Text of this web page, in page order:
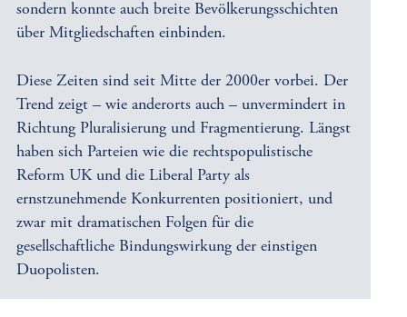
sondern konnte auch breite Bevölkerungsschichten
über Mitgliedschaften einbinden.
Diese Zeiten sind seit Mitte der 2000er vorbei. Der
Trend zeigt – wie anderorts auch – unvermindert in
Richtung Pluralisierung und Fragmentierung. Längst
haben sich Parteien wie die rechtspopulistische
Reform UK und die Liberal Party als
ernstzunehmende Konkurrenten positioniert, und
zwar mit dramatischen Folgen für die
gesellschaftliche Bindungswirkung der einstigen
Duopolisten.